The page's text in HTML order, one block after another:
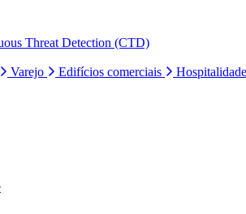
Threat Detection (CTD)
Varejo Edifícios comerciais Hospitalidade